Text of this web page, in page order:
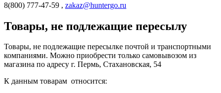
8(800) 777-47-59 , zakaz@huntergo.ru
Товары, не подлежащие пересылу
Товары, не подлежащие пересылке почтой и транспортными
компаниями. Можно приобрести только самовывозом из
магазина по адресу г. Пермь, Стахановская, 54
К данным товарам относится: